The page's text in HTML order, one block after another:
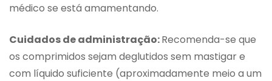
médico se está amamentando.
Cuidados de administração:Recomenda-se que
os comprimidos sejam deglutidos sem mastigar e
com líquido suficiente (aproximadamente meio a um